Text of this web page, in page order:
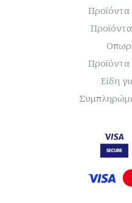
Προϊόντα
Είδη